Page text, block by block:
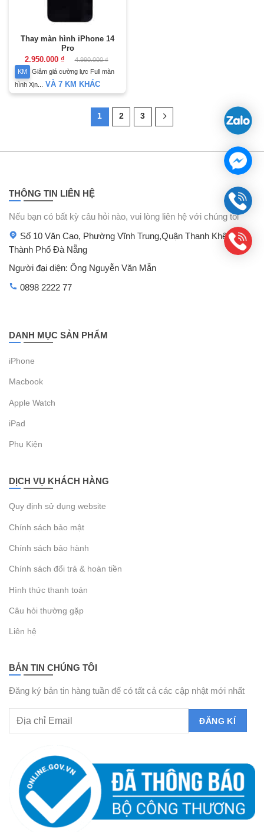
Thay màn hình iPhone 14
Pro
4.990.000₫
2.950.000 ₫
KM
Giảm giá cường lực Full màn
hình Xịn...
VÀ 7 KM KHÁC
1 2 3
THÔNG TIN LIÊN HỆ
Nếu bạn có bất kỳ câu hỏi nào, vui lòng liên hệ với chúng tôi
Số 10 Văn Cao, Phường Vĩnh Trung,Quận Thanh Khê,
Thành Phố Đà Nẵng
Người đại diện: Ông Nguyễn Văn Mẵn
0898 2222 77
DANH MỤC SẢN PHẨM
iPhone
Macbook
Apple Watch
iPad
Phụ Kiện
DỊCH VỤ KHÁCH HÀNG
Quy định sử dụng website
Chính sách bảo mật
Chính sách bảo hành
Chính sách đổi trả & hoàn tiền
Hình thức thanh toán
Câu hỏi thường gặp
Liên hệ
BẢN TIN CHÚNG TÔI
Đăng ký bản tin hàng tuần để có tất cả các cập nhật mới nhất